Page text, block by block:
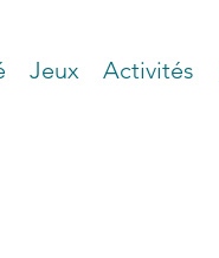
Jeux Activités